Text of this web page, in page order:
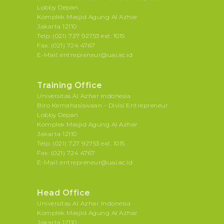
Lobby Depan
Komplek Masjid Agung Al Azhar
Jakarta 12110
Telp: (021) 727 92753 ext. 1015
Fax: (021) 724 4767
E-Mail: entrepreneur@uai.ac.id
Training Office
Universitas Al Azhar Indonesia
Biro Kemahasiswaan - Divisi Entrepreneur
Lobby Depan
Komplek Masjid Agung Al Azhar
Jakarta 12110
Telp: (021) 727 92753 ext. 1015
Fax: (021) 724 4767
E-Mail: entrepreneur@uai.ac.id
Head Office
Universitas Al Azhar Indonesia
Komplek Masjid Agung Al Azhar
Jakarta 12110